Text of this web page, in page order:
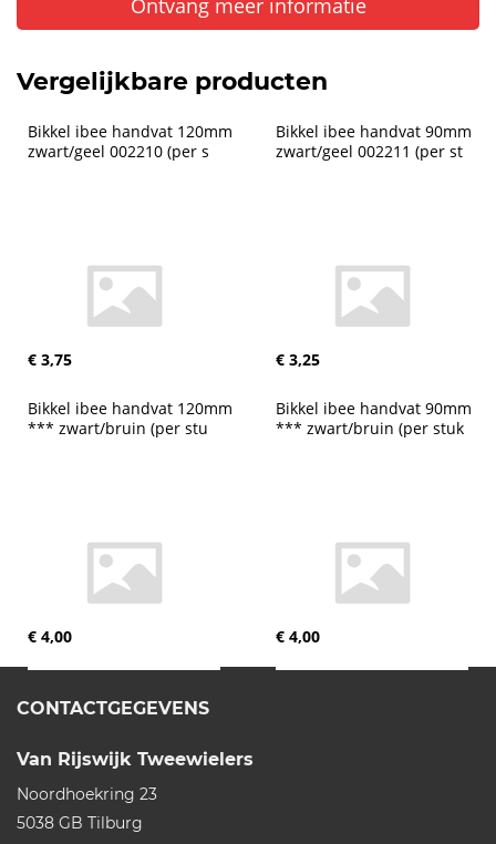
Ontvang meer informatie
Vergelijkbare producten
Bikkel ibee handvat 120mm
zwart/geel 002210 (per s
€ 3,75
Bikkel ibee handvat 90mm
zwart/geel 002211 (per st
€ 3,25
Bikkel ibee handvat 120mm
*** zwart/bruin (per stu
€ 4,00
Bikkel ibee handvat 90mm
*** zwart/bruin (per stuk
€ 4,00
CONTACTGEGEVENS
Van Rijswijk Tweewielers
Noordhoekring 23
5038 GB Tilburg